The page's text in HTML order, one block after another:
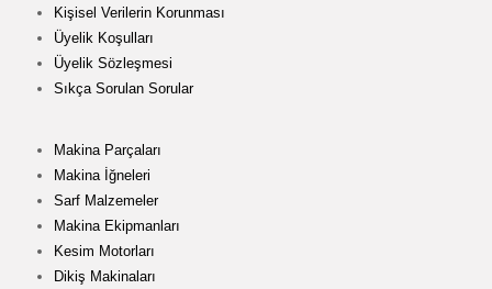
Kişisel Verilerin Korunması
Üyelik Koşulları
Üyelik Sözleşmesi
Sıkça Sorulan Sorular
Makina Parçaları
Makina İğneleri
Sarf Malzemeler
Makina Ekipmanları
Kesim Motorları
Dikiş Makinaları